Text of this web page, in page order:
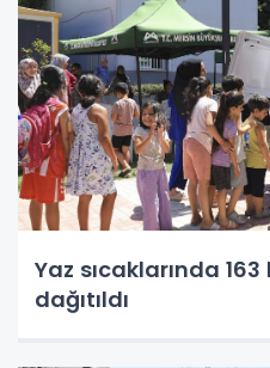
Yaz sıcaklarında
dağıtıldı